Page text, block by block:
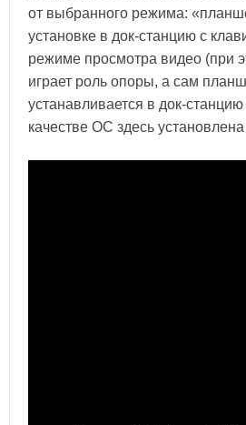
от выбранного режима:
установке в док-станцию с
режиме просмотра видео (при
играет роль опоры, а сам
устанавливается в док-
качестве ОС здесь установлена